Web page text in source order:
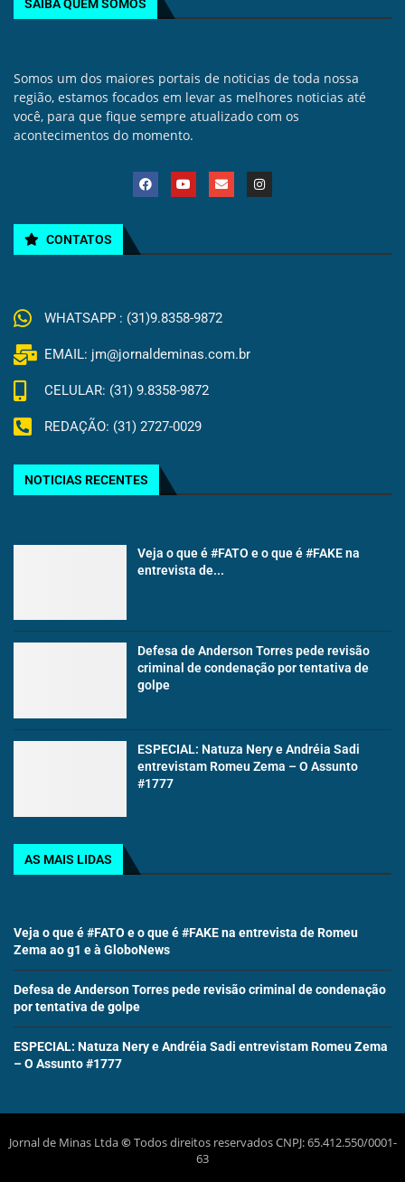
SAIBA QUEM SOMOS
Somos um dos maiores portais de noticias de toda nossa
região, estamos focados em levar as melhores noticias até
você, para que fique sempre atualizado com os
acontecimentos do momento.
CONTATOS
WHATSAPP : (31)9.8358-9872
EMAIL: jm@jornaldeminas.com.br
CELULAR: (31) 9.8358-9872
REDAÇÃO: (31) 2727-0029
NOTICIAS RECENTES
Veja o que é #FATO e o que é #FAKE na
entrevista de...
Defesa de Anderson Torres pede revisão
criminal de condenação por tentativa de
golpe
ESPECIAL: Natuza Nery e Andréia Sadi
entrevistam Romeu Zema – O Assunto
#1777
AS MAIS LIDAS
Veja o que é #FATO e o que é #FAKE na entrevista de Romeu
Zema ao g1 e à GloboNews
Defesa de Anderson Torres pede revisão criminal de condenação
por tentativa de golpe
ESPECIAL: Natuza Nery e Andréia Sadi entrevistam Romeu Zema
– O Assunto #1777
Jornal de Minas Ltda©Todos direitos reservados CNPJ: 65.412.550/0001-
63